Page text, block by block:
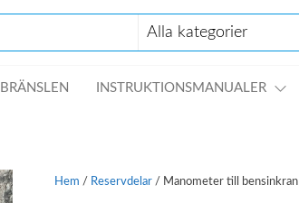
INSTRUKTIONSMANUALER
Hem / Reservdelar/ Manometer till bensinkran